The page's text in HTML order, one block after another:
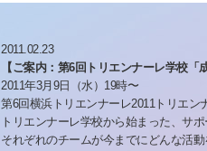
2011.02.23
【ご案内：第6回トリエンナーレ学校「
2011年3月9日（水）19時〜
第6回横浜トリエンナーレ2011トリエン
トリエンナーレ学校から始まった、サ
それぞれのチームが今までにどんな活